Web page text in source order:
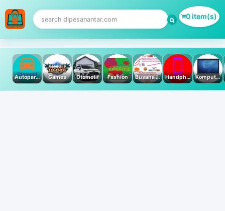
0 item(s)
Autoparts Games Otomotif Fashion Busana Muslim Handphone & Tablet Komputer PC & Laptop